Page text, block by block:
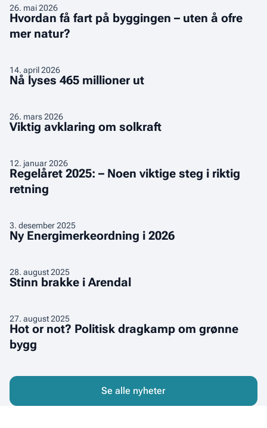
transformere
eksisterende
26. mai 2026
Hvordan få fart på byggingen – uten å ofre
mer natur?
Hvordan
få
fart
byggingen
–
ofre
14. april 2026
Nå lyses 465 millioner ut
Nå
lyses
millioner
ut
26. mars 2026
Viktig avklaring om solkraft
Viktig
avklaring
solkraft
12. januar 2026
Regelåret 2025: – Noen viktige steg i riktig
retning
Regelåret
2025:
–
viktige
steg
retning
3. desember 2025
Ny Energimerkeordning i 2026
Ny
Energimerkeordning
2026
28. august 2025
Stinn brakke i Arendal
Stinn
brakke
Arendal
27. august 2025
Hot or not? Politisk dragkamp om grønne
bygg
Hot
or
not?
dragkamp
grønne
Se alle nyheter